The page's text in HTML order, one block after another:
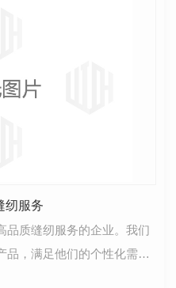
纫服务
品质缝纫服务的企业。我们
品，满足他们的个性化需
了良好的声誉。在四川铠…